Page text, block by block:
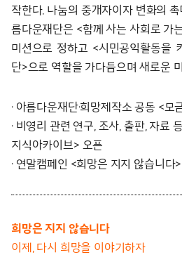
작한다. 나눔의 중개자이자 변화의
름다운재단은 <함께 사는 사회로 가
미션으로 정하고 <시민공익활동을
단>으로 역할을 가다듬으며 새로운
· 아름다운재단·희망제작소 공동 <모
· 비영리 관련 연구, 조사, 출판, 자료
지식아카이브> 오픈
· 연말캠페인 <희망은 지지 않습니다
희망은 지지 않습니다
이제, 다시 희망을 이야기하자